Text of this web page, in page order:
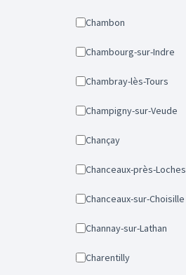
Chambon
Chambourg-sur-Indre
Chambray-lès-Tours
Champigny-sur-Veude
Chançay
Chanceaux-près-Loches
Chanceaux-sur-Choisille
Channay-sur-Lathan
Charentilly